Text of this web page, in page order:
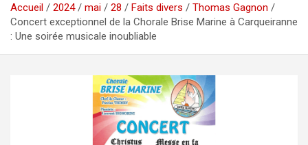
Accueil 2024 mai 28 Faits divers
Thomas Gagnon
Concert exceptionnel de la Chorale Brise Marine à Carqueiranne
: Une soirée musicale inoubliable